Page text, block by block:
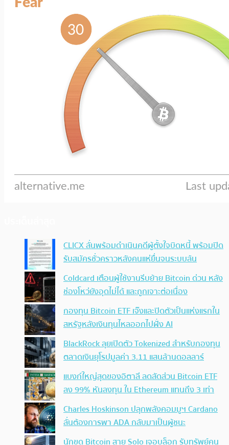
CLICX ลั่นพร้อมดำเนินคดีผู้ตั้งใจบิดหนี้ พร้อมปิด
รับสมัครชั่วคราวหลังคนแห่ยื่นจนระบบล้น
Coldcard เตือนผู้ใช้งานรีบย้าย Bitcoin ด่วน หลัง
ช่องโหว่ยังอุดไม่ได้ และถูกเจาะต่อเนื่อง
กองทุน Bitcoin ETF เจ๊งและปิดตัวเป็นแห่งแรกใน
สหรัฐหลังเงินทุนไหลออกไปฝั่ง AI
BlackRock ลุยเปิดตัว Tokenized สำหรับกองทุน
ตลาดเงินยุโรปมูลค่า 3.11 แสนล้านดอลลาร์
แบงก์ใหญ่สุดของอิตาลี ลดสัดส่วน Bitcoin ETF
ลง 99% หันลงทุน ใน Ethereum แทนถึง 3 เท่า
Charles Hoskinson ปลุกพลังคอมมูฯ Cardano
ลั่นต้องการพา ADA กลับมาเป็นผู้ชนะ
นักขุด Bitcoin สาย Solo เจอบล็อก รับทรัพย์คน